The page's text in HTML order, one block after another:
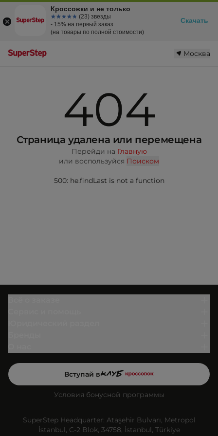
Москва
404
Страница удалена или перемещена
Перейди на Главную
или воспользуйся Поиском
500: he.findLast is not a function
Вступай в
Условия бонусной программы
SuperStep Headquarter: Ataşehir Bulvarı, Metropol
İstanbul, C-2 Blok, 34758, İstanbul, Türkiye
Кроссовки и не только
☆☆☆☆☆
★★★★★ (23) звезды
- 15% на первый заказ
(на товары по полной стоимости)
Скачать